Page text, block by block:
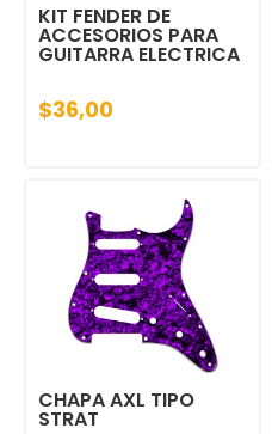
KIT FENDER DE
ACCESORIOS PARA
GUITARRA ELECTRICA
$36,00
CHAPA AXL TIPO
STRAT